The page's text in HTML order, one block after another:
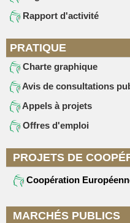
Rapport d'activité
PRATIQUE
Charte graphique
Avis de consultations
Appels à projets
Offres d'emploi
PROJETS DE
Coopération
MARCHÉS PUBLICS